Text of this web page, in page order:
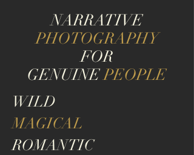
NARRATIVE
PHOTOGRAPHY
FOR
GENUINEPEOPLE
WILD
MAGICAL
ROMANTIC